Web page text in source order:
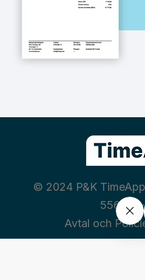
© 2024 P&K
556460-
Avtal och